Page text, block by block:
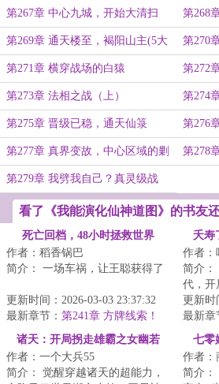
第267章 中心九城，开始大清扫 第268
第269章 通天楼至，褐阳山主(5大
章)
第270
第271章 横穿战场的白猿 第272
天楼现
第273章 法相之战（上） 第274
第275章 晋级已稳，通天仙箓 第276
第277章 真界变故，中心区域的剿
杀
第278
第279章 我劈我自己？真灵级战
力！看了《我能演化仙神道图》的书友
死亡回档，48小时拯救世界
作者：稻香锅巴
简介： 一场车祸，让王聪获得了
“死亡回档”的能力！?\n正当他
准...
更新时间：2026-03-03 23:37:32
最新章节： 第241章 方牌线索！
夭寿
作者：
简介：
代，开
情书！
命！
更新时
最新章
鞋？
诸天：开局拐走雄霸之女幽若
作者：一个大兵55
简介： 觉醒穿越诸天的超能力，
七零
作者：
简介：